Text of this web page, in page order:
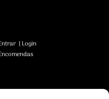
| Login